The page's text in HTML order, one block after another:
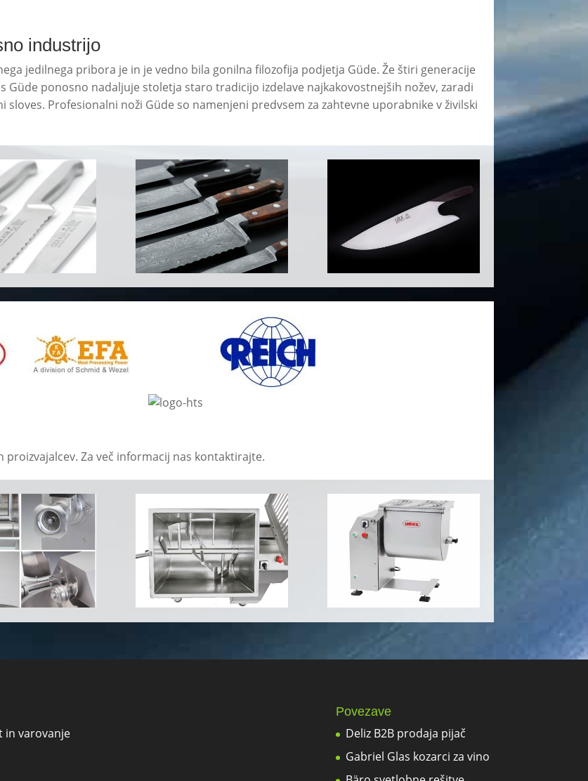
industrijo
jedilnega pribora je in je vedno bila gonilna filozofija podjetja Güde. Že štiri generacije
Güde ponosno nadaljuje stoletja staro tradicijo izdelave najkakovostnejših nožev, zaradi
Profesionalni noži Güde so namenjeni predvsem za zahtevne uporabnike v živilski
Za več informacij nas kontaktirajte.
in varovanje
Povezave
Deliz B2B prodaja pijač
Gabriel Glas kozarci za vino